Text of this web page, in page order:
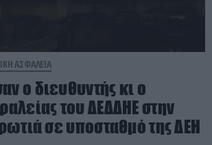
ΑΣΦΑΛΕΙΑ
ο διευθυντής κι ο
του ΔΕΔΔΗΕ στην
σε υποσταθμό της ΔΕΗ